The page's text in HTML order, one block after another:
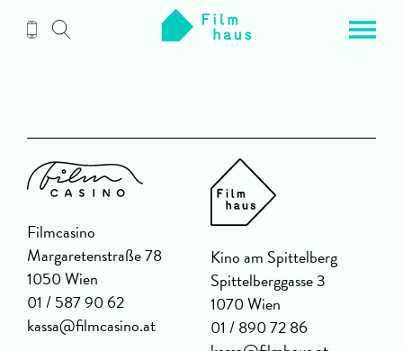
Inhalt
Filmcasino
Margaretenstraße 78
1050 Wien
01 / 587 90 62
kassa@filmcasino.at
Kino am Spittelberg
Spittelberggasse 3
1070 Wien
01 / 890 72 86